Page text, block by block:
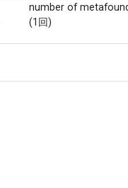
number of
(1回)